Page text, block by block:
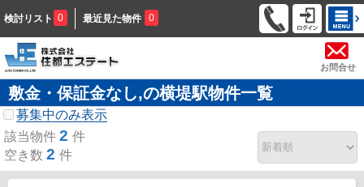
検討リスト 0 最近見た物件 0
お問合せ
敷金・保証金なし,の横堤駅物件一覧
募集中のみ表示
該当物件 2 件
空き数 2 件